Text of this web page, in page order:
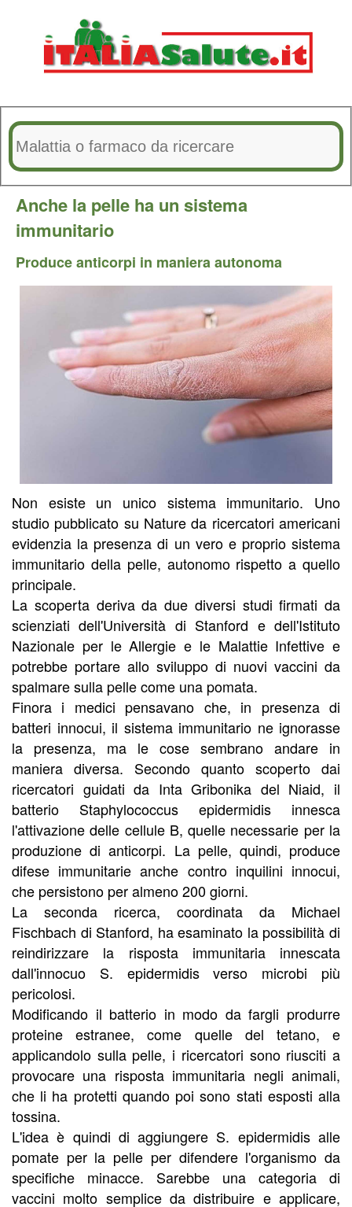
Anche la pelle ha un sistema
immunitario
Produce anticorpi in maniera autonoma
Non esiste un unico sistema immunitario. Uno
studio pubblicato su Nature da ricercatori americani
evidenzia la presenza di un vero e proprio sistema
immunitario della pelle, autonomo rispetto a quello
principale.
La scoperta deriva da due diversi studi firmati da
scienziati dell'Università di Stanford e dell'Istituto
Nazionale per le Allergie e le Malattie Infettive e
potrebbe portare allo sviluppo di nuovi vaccini da
spalmare sulla pelle come una pomata.
Finora i medici pensavano che, in presenza di
batteri innocui, il sistema immunitario ne ignorasse
la presenza, ma le cose sembrano andare in
maniera diversa. Secondo quanto scoperto dai
ricercatori guidati da Inta Gribonika del Niaid, il
batterio Staphylococcus epidermidis innesca
l'attivazione delle cellule B, quelle necessarie per la
produzione di anticorpi. La pelle, quindi, produce
difese immunitarie anche contro inquilini innocui,
che persistono per almeno 200 giorni.
La seconda ricerca, coordinata da Michael
Fischbach di Stanford, ha esaminato la possibilità di
reindirizzare la risposta immunitaria innescata
dall'innocuo S. epidermidis verso microbi più
pericolosi.
Modificando il batterio in modo da fargli produrre
proteine estranee, come quelle del tetano, e
applicandolo sulla pelle, i ricercatori sono riusciti a
provocare una risposta immunitaria negli animali,
che li ha protetti quando poi sono stati esposti alla
tossina.
L'idea è quindi di aggiungere S. epidermidis alle
pomate per la pelle per difendere l'organismo da
specifiche minacce. Sarebbe una categoria di
vaccini molto semplice da distribuire e applicare,